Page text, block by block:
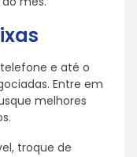
e até o
Entre em
melhores
troque de